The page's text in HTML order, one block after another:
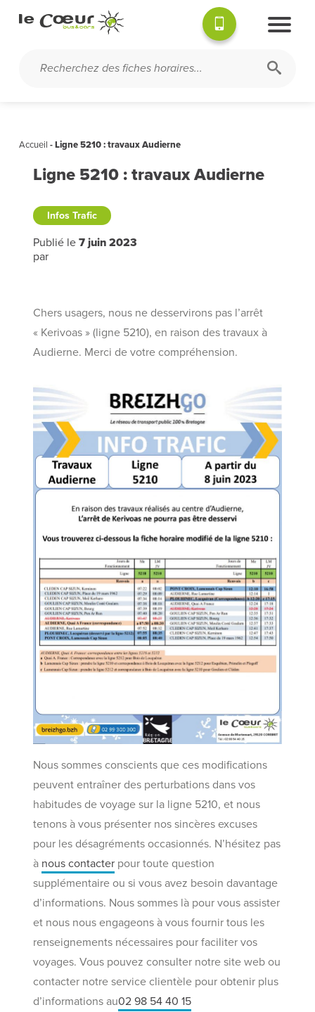
Accueil -Ligne 5210 : travaux Audierne
Ligne 5210 : travaux Audierne
Infos Trafic
Publié le7 juin 2023
par
Chers usagers, nous ne desservirons pas l’arrêt
« Kerivoas » (ligne 5210), en raison des travaux à
Audierne. Merci de votre compréhension.
Nous sommes conscients que ces modifications
peuvent entraîner des perturbations dans vos
habitudes de voyage sur la ligne 5210, et nous
tenons à vous présenter nos sincères excuses
pour les désagréments occasionnés. N’hésitez pas
à nous contacter pour toute question
supplémentaire ou si vous avez besoin davantage
d’informations. Nous sommes là pour vous assister
et nous nous engageons à vous fournir tous les
renseignements nécessaires pour faciliter vos
voyages. Vous pouvez consulter notre site web ou
contacter notre service clientèle pour obtenir plus
d’informations au02 98 54 40 15